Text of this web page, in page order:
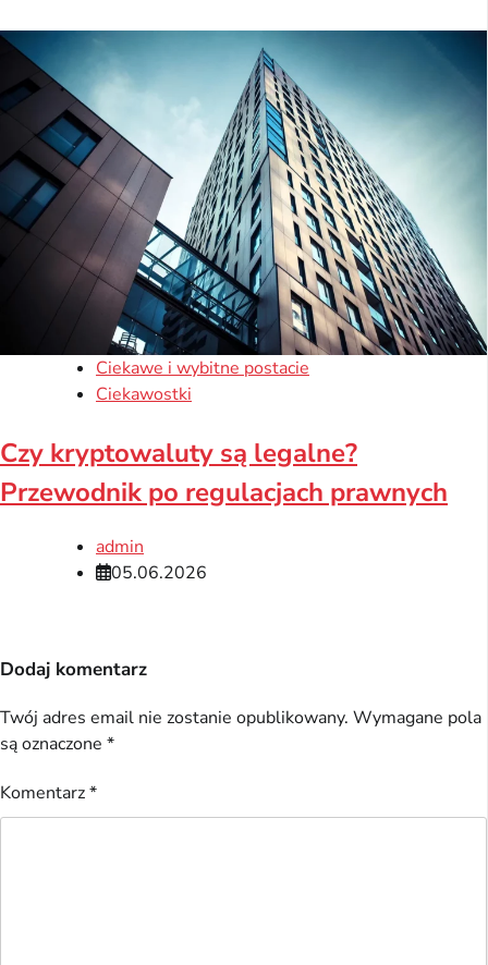
Ciekawe i wybitne postacie
Ciekawostki
Czy kryptowaluty są legalne?
Przewodnik po regulacjach prawnych
admin
05.06.2026
Dodaj komentarz
Twój adres email nie zostanie opublikowany. Wymagane pola
są oznaczone *
Komentarz*